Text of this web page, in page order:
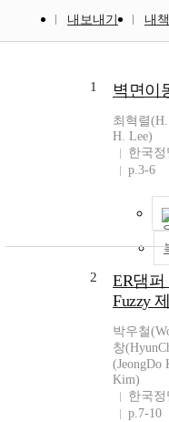
내보내기 내
1 벽면이
최혁렬
H. Lee)
한국
p.3-6
2
ER댐
Fuzzy
박우철
창
(JeongDo
Kim)
한국
p.7-10